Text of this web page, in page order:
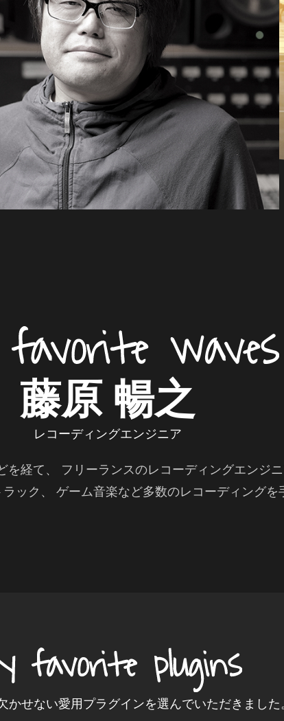
藤原 暢之
レコーディングエンジニア
経て、 フリーランスのレコーディングエンジ
ック、 ゲーム音楽など多数のレコーディングを
かせない愛用プラグインを選んでいただきました。